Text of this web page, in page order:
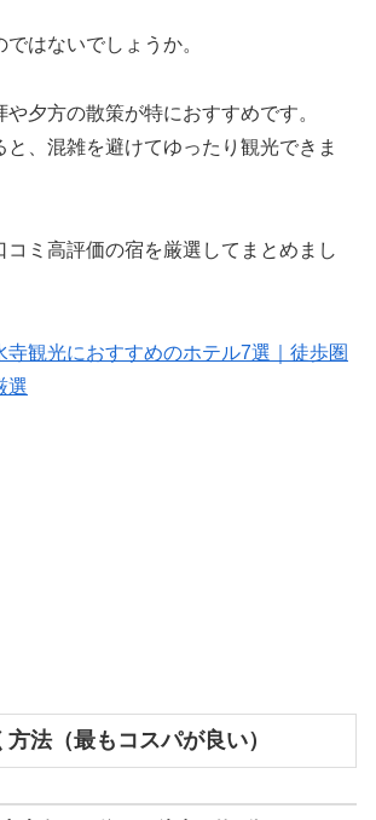
はないでしょうか。
夕方の散策が特におすすめです。
と、混雑を避けてゆったり観光できま
コミ高評価の宿を厳選してまとめまし
寺観光におすすめのホテル7選｜徒歩圏
選
方法（最もコスパが良い）